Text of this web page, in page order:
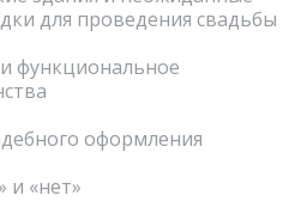
для проведения свадьбы
функциональное
оформления
и «нет»